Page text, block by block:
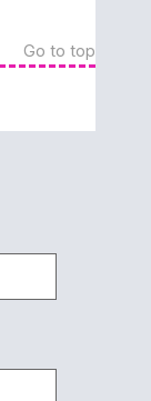
Go to top